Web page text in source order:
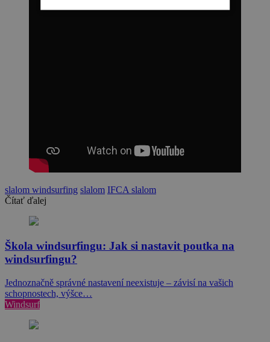
slalom windsurfing slalom IFCA slalom
Čítať ďalej
Škola windsurfingu: Jak si nastavit poutka na
windsurfingu?
Jednoznačně správné nastavení neexistuje – závisí na vašich
schopnostech, výšce…
Windsurf